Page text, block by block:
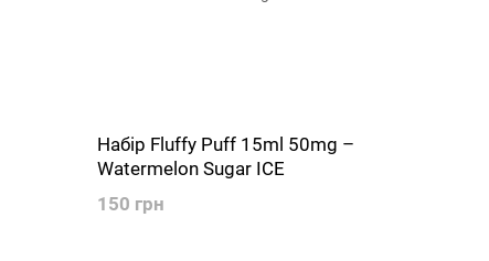
Набір Fluffy Puff 15ml 50mg –
Watermelon Sugar ICE
150 грн